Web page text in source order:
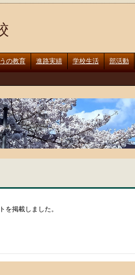
の教育 進路実績 学校生活 部活動
掲載しました。